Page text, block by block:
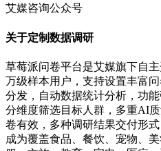
艾媒咨询公众号
关于定制数据调研
草莓派问卷平台是艾媒旗下自
万级样本用户，支持设置丰富
分发，自动数据统计分析，功
分维度筛选目标人群，多重AI
卷有效，多种调研结果交付形
成为覆盖食品、餐饮、宠物、